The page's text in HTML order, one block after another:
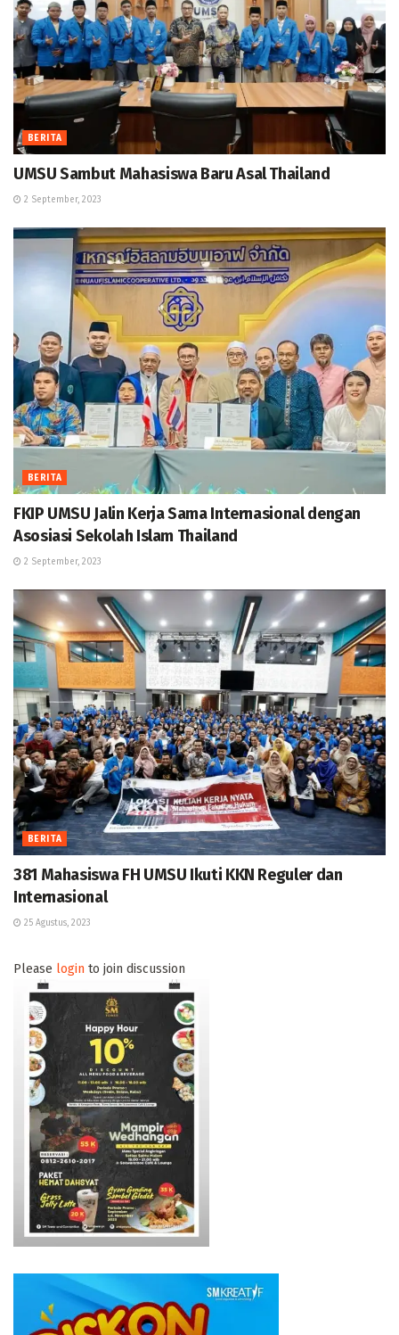
BERITA
UMSU Sambut Mahasiswa Baru Asal Thailand
2 September, 2023
BERITA
FKIP UMSU Jalin Kerja Sama Internasional dengan
Asosiasi Sekolah Islam Thailand
2 September, 2023
BERITA
381 Mahasiswa FH UMSU Ikuti KKN Reguler dan
Internasional
25 Agustus, 2023
Please login to join discussion